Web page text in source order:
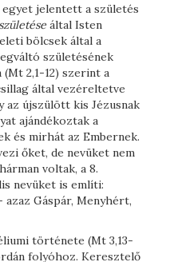
jelentett a születés
által Isten
bölcsek által a
születésének
2,1-12) szerint a
által vezéreltetve
az újszülött kis Jézusnak
ajándékoztak a
és mirhát az Embernek.
őket, de nevüket nem
voltak, a 8.
nevüket is említi:
Gáspár, Menyhért,
története (Mt 3,13-
folyóhoz. Keresztelő